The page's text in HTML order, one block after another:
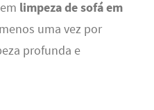
limpeza de sofá em
uma vez por
profunda e